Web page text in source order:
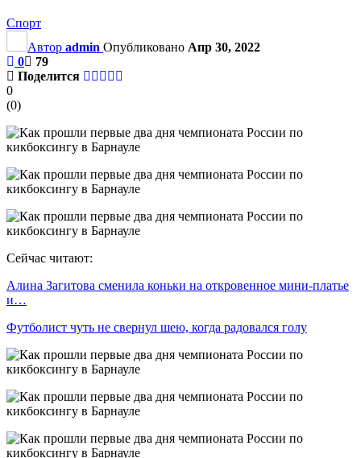
Спорт
Автор admin Опубликовано Апр 30, 2022
0
79
Поделится
0
(0)
Сейчас читают:
Алина Загитова сменила коньки на откровенное мини-платье
и…
Футболист чуть не свернул шею, когда радовался голу